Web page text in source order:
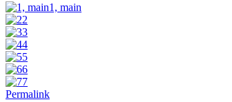
1, main
2
3
4
5
6
7
Permalink